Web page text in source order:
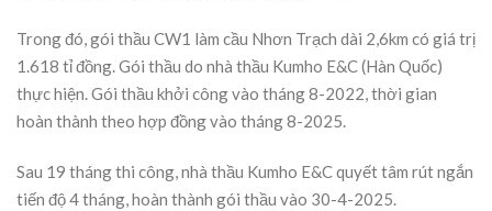
Trong đó, gói thầu CW1 làm cầu Nhơn Trạch dài 2,6km có giá trị
1.618 tỉ đồng. Gói thầu do nhà thầu Kumho E&C (Hàn Quốc)
thực hiện. Gói thầu khởi công vào tháng 8-2022, thời gian
hoàn thành theo hợp đồng vào tháng 8-2025.
Sau 19 tháng thi công, nhà thầu Kumho E&C quyết tâm rút ngắn
tiến độ 4 tháng, hoàn thành gói thầu vào 30-4-2025.